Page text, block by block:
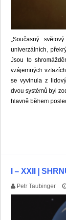
„Současný
univerzálních,
Jsou to
vzájemných
se vyvinula z
dvou systémů byl
hlavně během
I – XXII |
Petr Taubinger